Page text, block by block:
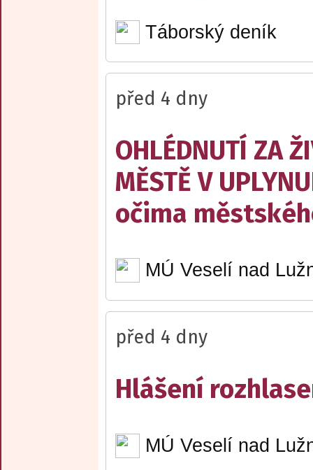
Táborský deník
před 4 dny
OHLÉDNUTÍ ZA
MĚSTĚ V
očima
MÚ Veselí nad
před 4 dny
Hlášení
MÚ Veselí nad